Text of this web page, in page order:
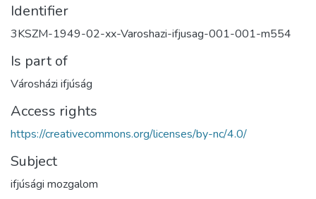
Identifier
3KSZM-1949-02-xx-Varoshazi-ifjusag-001-001-m554
Is part of
Városházi ifjúság
Access rights
https://creativecommons.org/licenses/by-nc/4.0/
Subject
ifjúsági mozgalom